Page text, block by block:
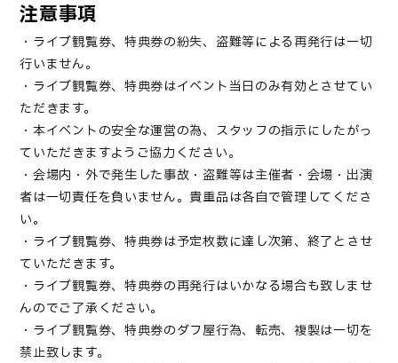
注意事項
・ライブ観覧券、特典券の紛失、盗難等による再発行は一切
行いません。
・ライブ観覧券、特典券はイベント当日のみ有効とさせてい
ただきます。
・本イベントの安全な運営の為、スタッフの指示にしたがっ
ていただきますようご協力ください。
・会場内・外で発生した事故・盗難等は主催者・会場・出演
者は一切責任を負いません。貴重品は各自で管理してくださ
い。
・ライブ観覧券、特典券は予定枚数に達し次第、終了とさせ
ていただきます。
・ライブ観覧券、特典券の再発行はいかなる場合も致しませ
んのでご了承ください。
・ライブ観覧券、特典券のダフ屋行為、転売、複製は一切を
禁止致します。